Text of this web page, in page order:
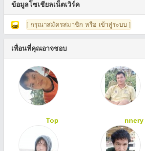
ข้อมูลโซเชียลเน็ตเวิร์ค
[ กรุณาสมัครสมาชิก หรือ เข้าสู่ระบบ ]
เพื่อนที่คุณอาจชอบ
Top nnery